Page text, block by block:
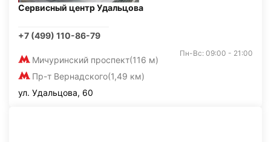
Сервисный центр Удальцова
+7 (499) 110-86-79
Мичуринский проспект(116 м)
Пр-т Вернадского(1,49 км)
Пн-Вс: 09:00 - 21:00
ул. Удальцова, 60